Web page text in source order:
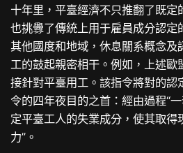
十年里，平臺經濟不只推翻了既定
也挑釁了傳統上用于雇員成分認定
其他國度和地域，休息關系概念及
工的鼓起親密相干。例如，上述歐
接針對平臺用工。該指令將對的認
令的四年夜目的之首：經由過程“
定平臺工人的失業成分，使其取得
力”。